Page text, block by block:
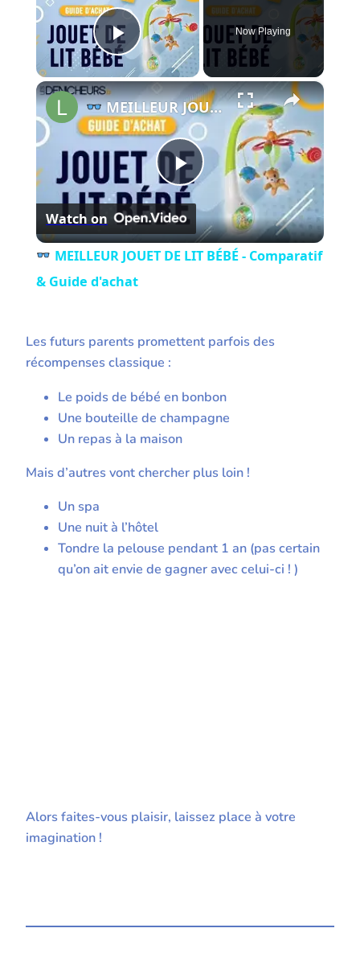
Play Video
Now Playing
×
Play
Video
MEILLEUR JOUET DE LIT BÉBÉ - Comparatif & Guide d'achat
Watch on
MEILLEUR JOUET DE LIT BÉBÉ - Comparatif
& Guide d'achat
Les futurs parents promettent parfois des
récompenses classique :
Le poids de bébé en bonbon
Une bouteille de champagne
Un repas à la maison
Mais d’autres vont chercher plus loin !
Un spa
Une nuit à l’hôtel
Tondre la pelouse pendant 1 an (pas certain
qu’on ait envie de gagner avec celui-ci ! )
Alors faites-vous plaisir, laissez place à votre
imagination !